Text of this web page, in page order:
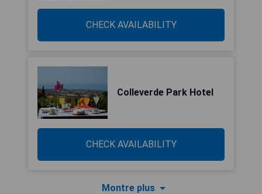
CHECK AVAILABILITY
Colleverde Park Hotel
CHECK AVAILABILITY
Montre plus